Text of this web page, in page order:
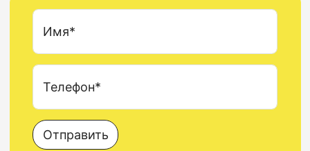
Имя*
Телефон*
Отправить